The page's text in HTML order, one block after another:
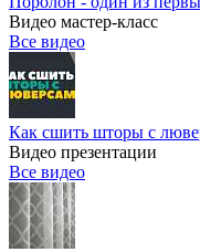
Видео мастер-класс
Все видео
Как сшить шторы с
Видео презентации
Все видео